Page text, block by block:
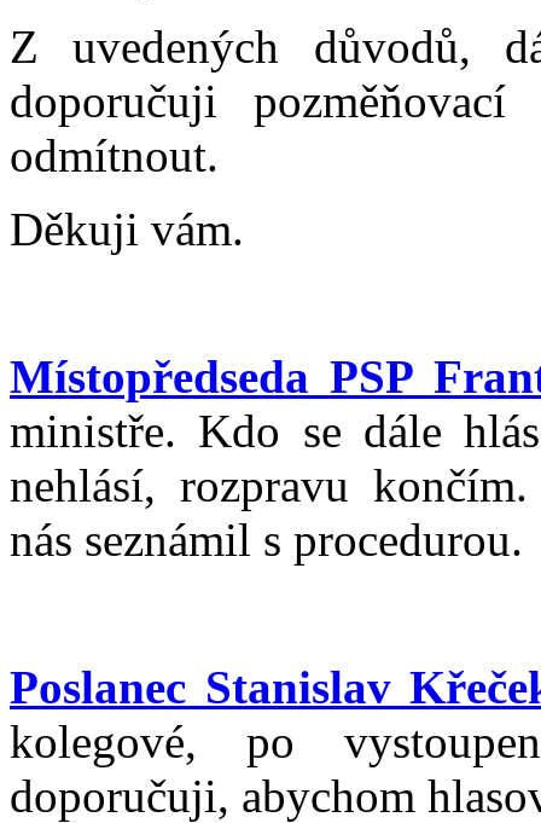
Z uvedených důvodů,
doporučuji
odmítnout.
Děkuji vám.
Místopředseda PSP
ministře. Kdo se dále
nehlásí, rozpravu
nás seznámil s procedurou.
Poslanec Stanislav
kolegové, po
doporučuji, abychom